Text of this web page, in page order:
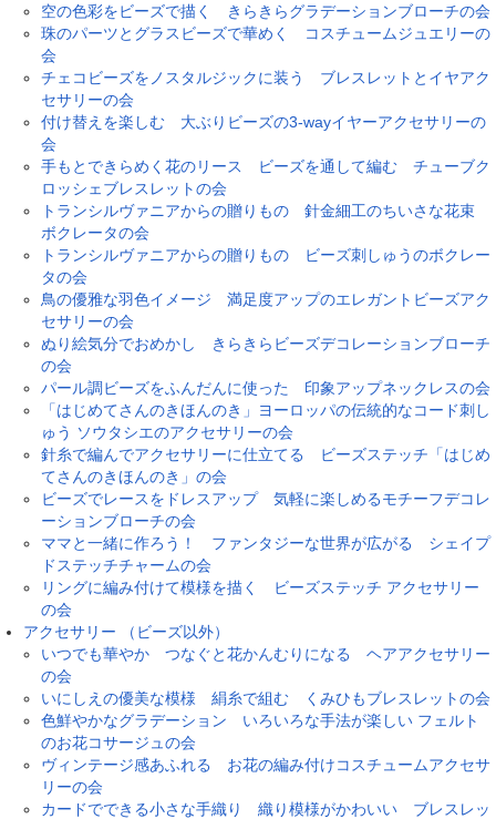
空の色彩をビーズで描く きらきらグラデーションブローチの会
珠のパーツとグラスビーズで華めく コスチュームジュエリーの
会
チェコビーズをノスタルジックに装う ブレスレットとイヤアク
セサリーの会
付け替えを楽しむ 大ぶりビーズの3-wayイヤーアクセサリーの
会
手もとできらめく花のリース ビーズを通して編む チューブク
ロッシェブレスレットの会
トランシルヴァニアからの贈りもの 針金細工のちいさな花束
ボクレータの会
トランシルヴァニアからの贈りもの ビーズ刺しゅうのボクレー
タの会
鳥の優雅な羽色イメージ 満足度アップのエレガントビーズアク
セサリーの会
ぬり絵気分でおめかし きらきらビーズデコレーションブローチ
の会
パール調ビーズをふんだんに使った 印象アップネックレスの会
「はじめてさんのきほんのき」ヨーロッパの伝統的なコード刺し
ゅう ソウタシエのアクセサリーの会
針糸で編んでアクセサリーに仕立てる ビーズステッチ「はじめ
てさんのきほんのき」の会
ビーズでレースをドレスアップ 気軽に楽しめるモチーフデコレ
ーションブローチの会
ママと一緒に作ろう！ ファンタジーな世界が広がる シェイプ
ドステッチチャームの会
リングに編み付けて模様を描く ビーズステッチ アクセサリー
の会
アクセサリー （ビーズ以外）
いつでも華やか つなぐと花かんむりになる ヘアアクセサリー
の会
いにしえの優美な模様 絹糸で組む くみひもブレスレットの会
色鮮やかなグラデーション いろいろな手法が楽しい フェルト
のお花コサージュの会
ヴィンテージ感あふれる お花の編み付けコスチュームアクセサ
リーの会
カードでできる小さな手織り 織り模様がかわいい ブレスレッ